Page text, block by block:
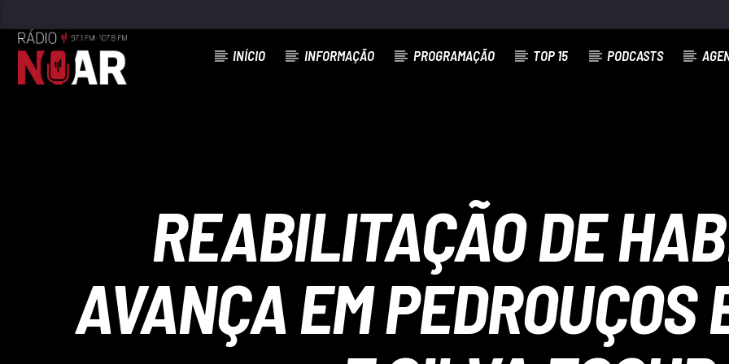
INÍCIO INFORMAÇÃO PROGRAMAÇÃO TOP 15 PODCASTS
REABILITAÇÃO DE
AVANÇA EM PEDROUÇOS